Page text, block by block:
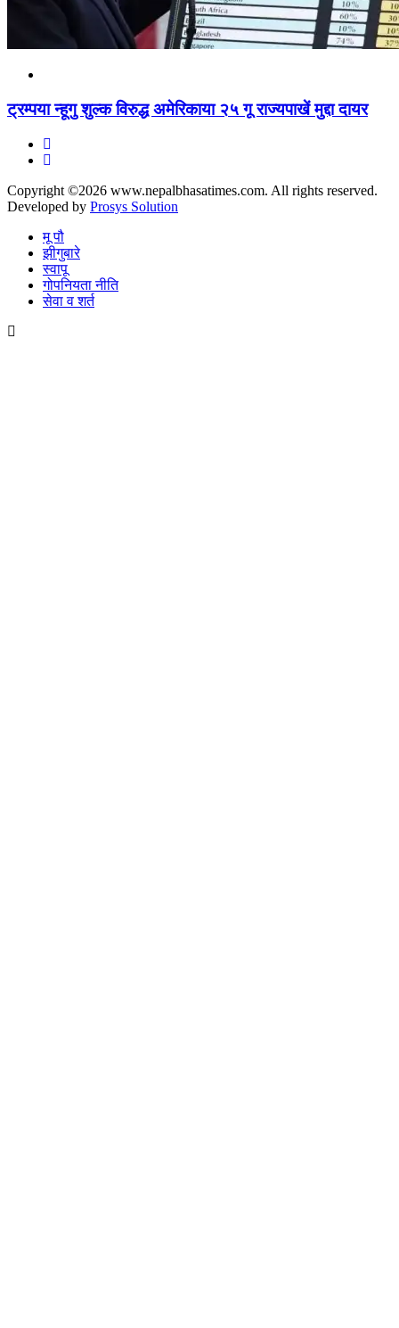
ट्रम्पया न्हूगु शुल्क विरुद्ध अमेरिकाया २५ गू राज्यपाखें मुद्दा दायर
Copyright ©2026 www.nepalbhasatimes.com. All rights reserved.
Developed by Prosys Solution
मू पौ
झीगुबारे
स्वापू
गोपनियता नीति
सेवा व शर्त